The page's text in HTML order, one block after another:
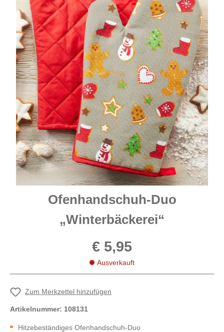
Ofenhandschuh-Duo
„Winterbäckerei“
€ 5,95
Ausverkauft
Zum Merkzettel hinzufügen
Artikelnummer: 108131
Hitzebeständiges Ofenhandschuh-Duo